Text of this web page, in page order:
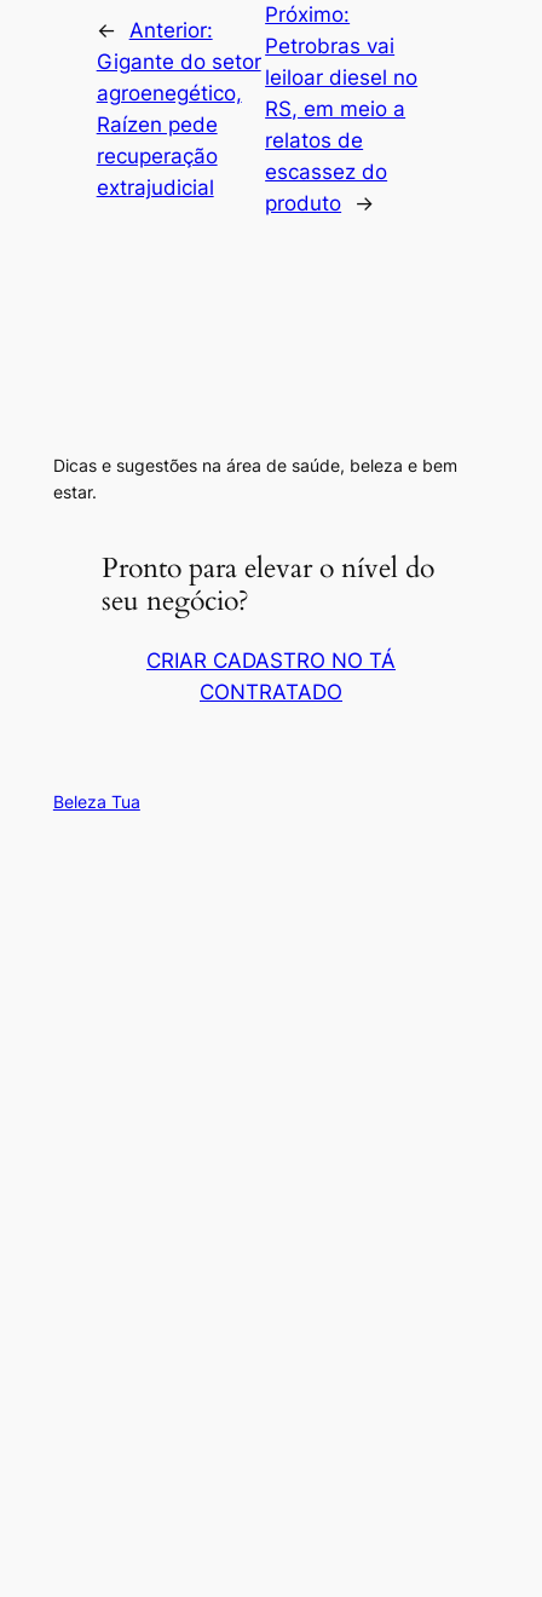
←
Anterior:
Gigante do setor
agroenegético,
Raízen pede
recuperação
extrajudicial
Próximo:
Petrobras vai
leiloar diesel no
RS, em meio a
relatos de
escassez do
produto
→
Dicas e sugestões na área de saúde, beleza e bem
estar.
Pronto para elevar o nível do
seu negócio?
CRIAR CADASTRO NO TÁ
CONTRATADO
Beleza Tua